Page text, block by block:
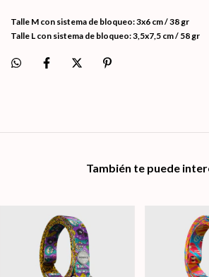
Talle M con sistema de bloqueo: 3x6 cm / 38 gr
Talle L con sistema de bloqueo: 3,5x7,5 cm / 58 gr
También te puede